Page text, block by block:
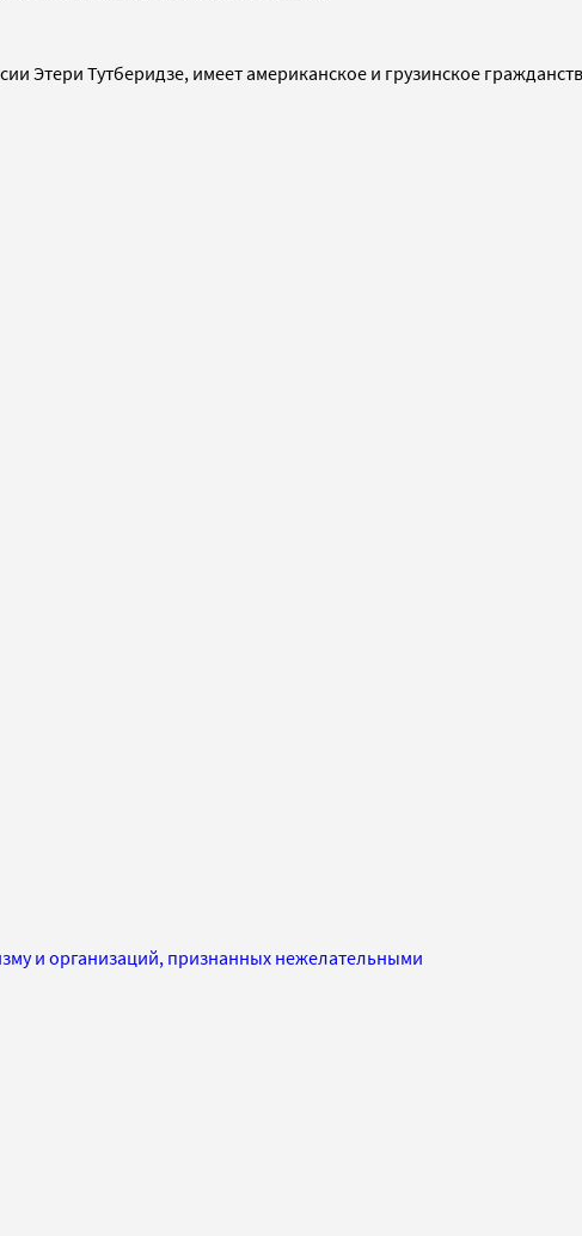
Этери Тутберидзе, имеет американское и грузинское
и организаций, признанных нежелательными